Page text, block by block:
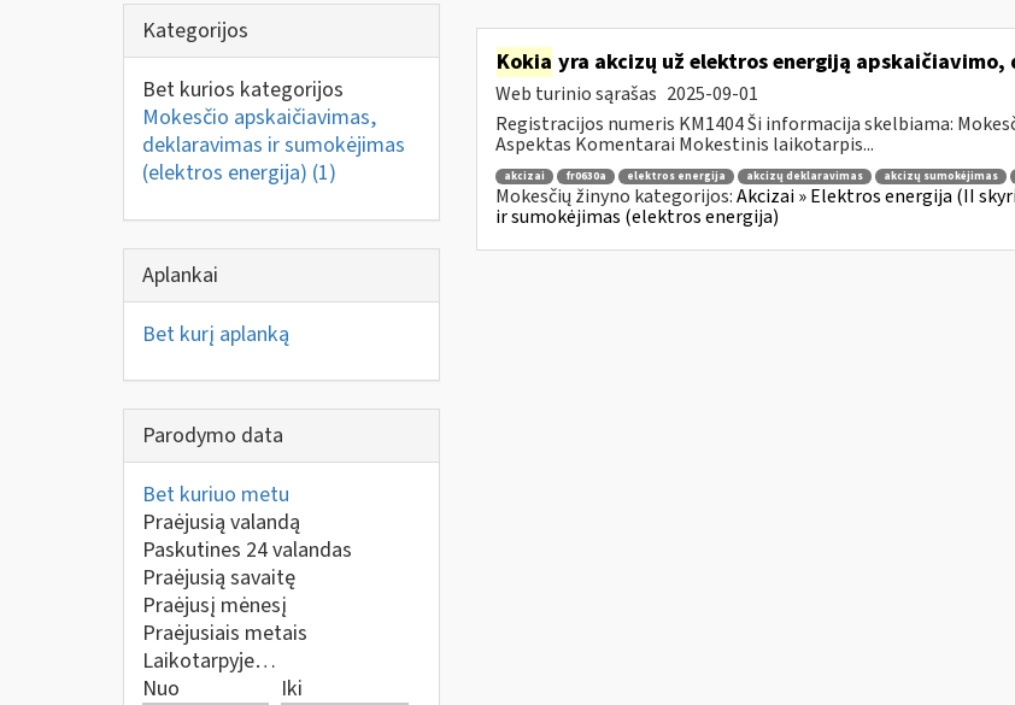
Kategorijos
Bet kurios kategorijos
Mokesčio apskaičiavimas,
deklaravimas ir sumokėjimas
(elektros energija) (1)
Aplankai
Bet kurį aplanką
Parodymo data
Bet kuriuo metu
Praėjusią valandą
Paskutines 24 valandas
Praėjusią savaitę
Praėjusį mėnesį
Praėjusiais metais
Laikotarpyje…
Nuo
Iki
Kokia yra akcizų už elektros energiją apskaičiavimo,
Web turinio sąrašas 2025-09-01
Registracijos numeris KM1404 Ši informacija skelbiama:
Aspektas Komentarai Mokestinis laikotarpis...
akcizai fr0630a elektros energija akcizų deklaravimas akcizų sumokėjimas
Mokesčių žinyno kategorijos:Akcizai » Elektros energija (II
ir sumokėjimas (elektros energija)